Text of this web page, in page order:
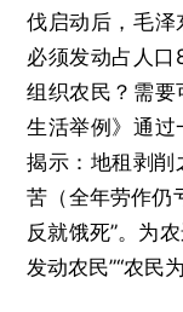
伐启动后，毛泽
必须发动占人
组织农民？需要
生活举例》通
揭示：地租剥削
苦（全年劳作
反就饿死”。为
发动农民”“农民